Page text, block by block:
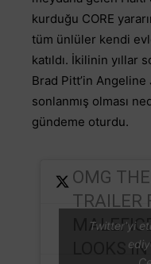
kurduğu CORE
tüm ünlüler kendi
katıldı. İkilinin yıllar
Brad Pitt’in
sonlanmış olması
gündeme oturdu.
OMG THE
TRAILER
LOOKS
Twitter'yi